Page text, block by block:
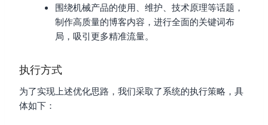
围绕机械产品的使用、维护、技术原理等话题，
制作高质量的博客内容，进行全面的关键词布
局，吸引更多精准流量。
执行方式
为了实现上述优化思路，我们采取了系统的执行策略，具
体如下：